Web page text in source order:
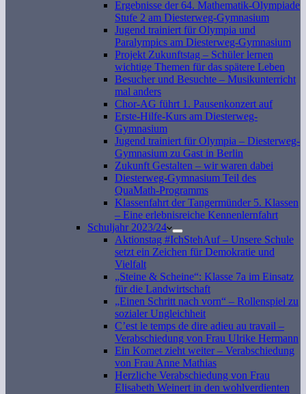
Ergebnisse der 64. Mathematik-Olympiade
Stufe 2 am Diesterweg-Gymnasium
Jugend trainiert für Olympia und
Paralympics am Diesterweg-Gymnasium
Projekt Zukunftstag – Schüler lernen
wichtige Themen für das spätere Leben
Besucher und Besuchte – Musikunterricht
mal anders
Chor-AG führt 1. Pausenkonzert auf
Erste-Hilfe-Kurs am Diesterweg-
Gymnasium
Jugend trainiert für Olympia – Diesterweg-
Gymnasium zu Gast in Berlin
Zukunft Gestalten – wir waren dabei
Diesterweg-Gymnasium Teil des
QuaMath-Programms
Klassenfahrt der Tangermünder 5. Klassen
– Eine erlebnisreiche Kennenlernfahrt
Schuljahr 2023/24
Aktionstag #IchStehAuf – Unsere Schule
setzt ein Zeichen für Demokratie und
Vielfalt
„Steine & Scheine“: Klasse 7a im Einsatz
für die Landwirtschaft
„Einen Schritt nach vorn“ – Rollenspiel zu
sozialer Ungleichheit
C’est le temps de dire adieu au travail –
Verabschiedung von Frau Ulrike Hermann
Ein Komet zieht weiter – Verabschiedung
von Frau Anne Mathias
Herzliche Verabschiedung von Frau
Elisabeth Weinert in den wohlverdienten